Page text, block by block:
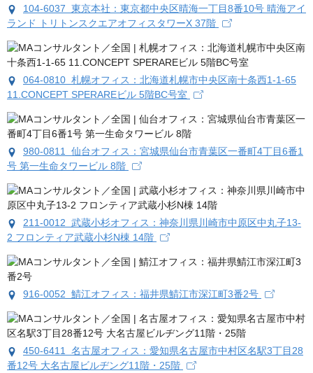
104-6037 東京本社：東京都中央区晴海一丁目8番10号 晴海アイ
ランド トリトンスクエアオフィスタワーX 37階
064-0810 札幌オフィス：北海道札幌市中央区南十条西1-1-65
11.CONCEPT SPERAREビル 5階BC号室
980-0811 仙台オフィス：宮城県仙台市青葉区一番町4丁目6番1
号 第一生命タワービル 8階
211-0012 武蔵小杉オフィス：神奈川県川崎市中原区中丸子13-
2 フロンティア武蔵小杉N棟 14階
916-0052 鯖江オフィス：福井県鯖江市深江町3番2号
450-6411 名古屋オフィス：愛知県名古屋市中村区名駅3丁目28
番12号 大名古屋ビルヂング11階・25階